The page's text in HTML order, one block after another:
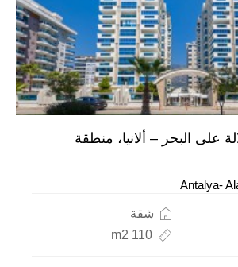
بإطلالة على البحر – ألانيا، منطقة
Antalya-
شقة
110 m2